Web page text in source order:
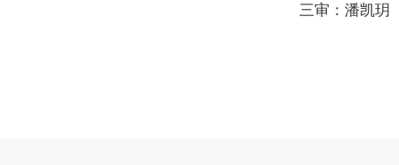
三审：潘凯玥